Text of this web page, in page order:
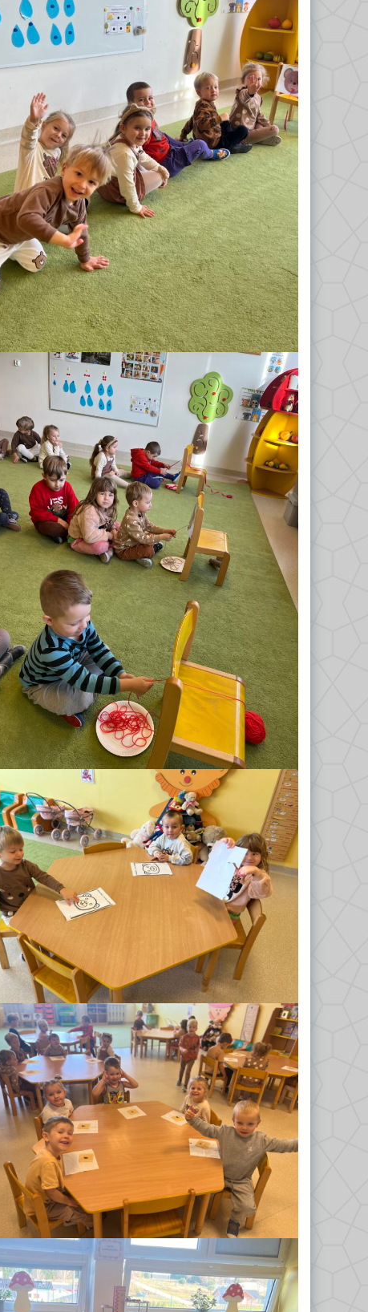
Odkrywcy 2023/2024
Biedronki 2023/2024
Misie 2024/2025
Gwiazdeczki 2024/2025
Kropelki 2024/2025
Liski 2024/2025
Nutki 2024/2025
Odkrywcy 2024/2025
Tropiciele 2024/2025